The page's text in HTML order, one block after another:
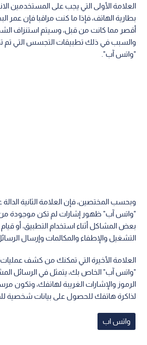
العلامة الأولى التي يجب على المستخدمين
بطارية الهاتف، فإذا ما كنت مراقبا فإن عمر
أقصر مما كانت من قبل، وسيتم استنزاف
والسبب في ذلك تطبيقات التجسس التي تم
"واتس آب".
وبحسب المختصين، فإن العلامة الثانية
"واتس آب" ظهور إشارات لم تكن موجودة
بعض المشاكل أثناء استخدام التطبيق، أو قيام
التشغيل والإطفاء والمكالمات وإرسال
العلامة الأخيرة التي تمكنك من كشف
"واتس آب" الخاص بك، يتمثل في الرسائل
الرموز والإشارات الغريبة لهاتفك، وتكون
لذاكرة هاتفك للحصول على بيانات شخصية
واتس اب